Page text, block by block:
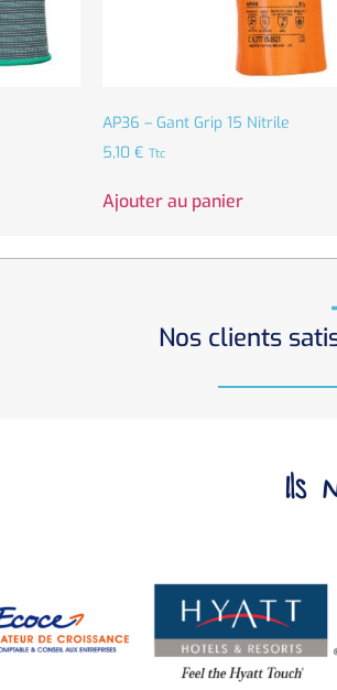
AP36 – Gant Grip 15 Nitrile
5,10 € Ttc
Ajouter au panier
Nos clients
Ils